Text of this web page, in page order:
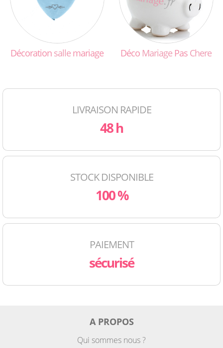
Décoration salle mariage Déco Mariage Pas Chere
LIVRAISON RAPIDE
48 h
STOCK DISPONIBLE
100 %
PAIEMENT
sécurisé
A PROPOS
Qui sommes nous ?